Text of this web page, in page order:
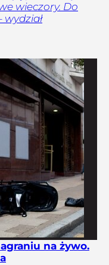
wieczory. Do
wydział
na żywo.